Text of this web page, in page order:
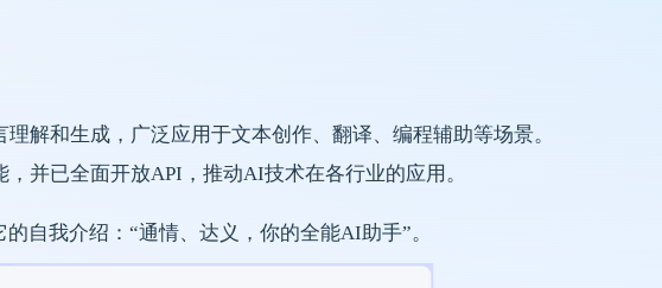
解和生成，广泛应用于文本创作、翻译、编程辅助等场景。
并已全面开放API，推动AI技术在各行业的应用。
自我介绍：“通情、达义，你的全能AI助手”。